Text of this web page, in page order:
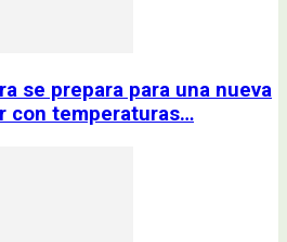
se prepara para una nueva
con temperaturas…